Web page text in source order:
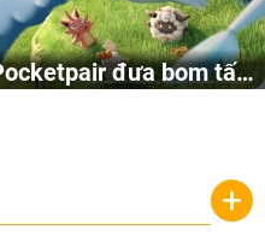
đưa bom tấn
từ công ty game Nhật Bản
+